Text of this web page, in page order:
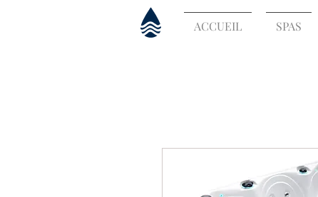
ACCUEIL SPAS